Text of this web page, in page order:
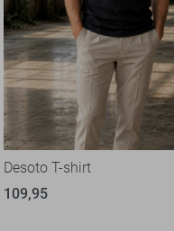
Desoto T-shirt
109,95